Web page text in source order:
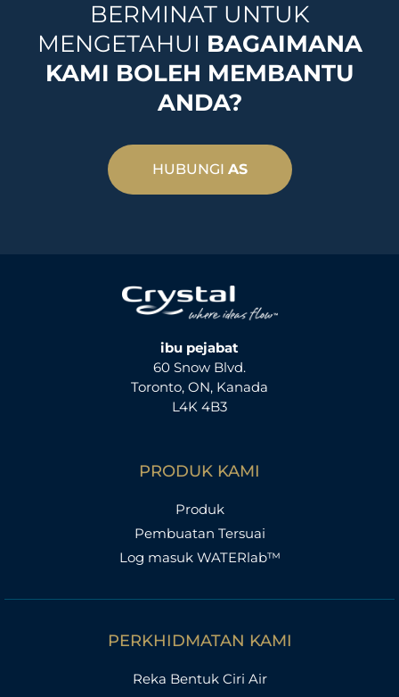
BERMINAT UNTUK
MENGETAHUI BAGAIMANA
KAMI BOLEH MEMBANTU
ANDA?
HUBUNGI AS
ibu pejabat
60 Snow Blvd.
Toronto, ON, Kanada
L4K 4B3
PRODUK KAMI
Produk
Pembuatan Tersuai
Log masuk WATERlab™
PERKHIDMATAN KAMI
Reka Bentuk Ciri Air